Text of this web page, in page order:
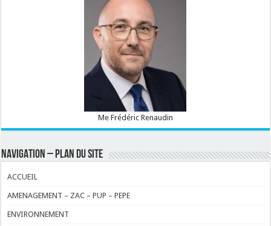
Me Frédéric Renaudin
NAVIGATION – PLAN DU SITE
ACCUEIL
AMENAGEMENT – ZAC – PUP – PEPE
ENVIRONNEMENT